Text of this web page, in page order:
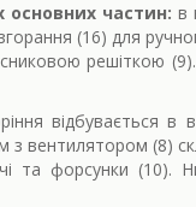
основних частин: в
(16) для
решіткою
відбувається в
з вентилятором (8)
та форсунки